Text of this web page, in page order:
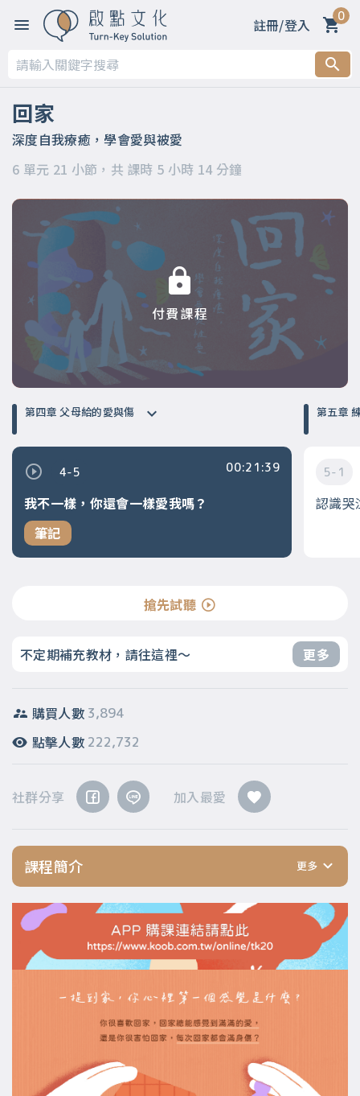
註冊/登入 0
回家
深度自我療癒，學會愛與被愛
6 單元 21 小節，共 課時 5 小時 14 分鐘
付費課程
第一章 我的家庭不可愛，但我仍舊可以愛
第二章 家的定義與功能
第三章 想念帶我們回家
第四章 父母給的愛與傷
第五章 練習與父母和平相處
第六章 回到心裡的家
第四章 父母給的愛與傷
4-5
我不一樣，你還會一樣愛我嗎？
筆記
00:21:39 5-1
認識哭
搶先試聽
不定期補充教材，請往這裡～ 更多
購買人數 3,894
點擊人數 222,732
社群分享 加入最愛
課程簡介